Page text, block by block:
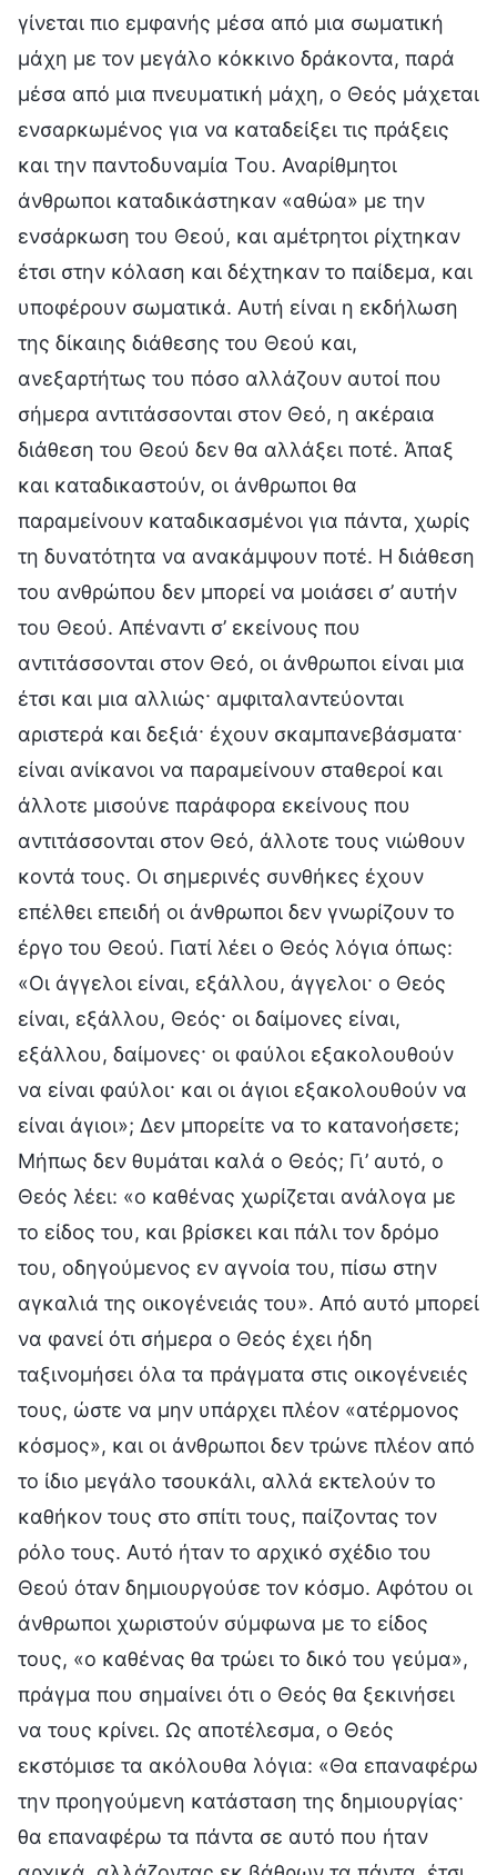
γίνεται πιο εμφανής μέσα από μια σωματική
μάχη με τον μεγάλο κόκκινο δράκοντα, παρά
μέσα από μια πνευματική μάχη, ο Θεός μάχεται
ενσαρκωμένος για να καταδείξει τις πράξεις
και την παντοδυναμία Του. Αναρίθμητοι
άνθρωποι καταδικάστηκαν «αθώα» με την
ενσάρκωση του Θεού, και αμέτρητοι ρίχτηκαν
έτσι στην κόλαση και δέχτηκαν το παίδεμα, και
υποφέρουν σωματικά. Αυτή είναι η εκδήλωση
της δίκαιης διάθεσης του Θεού και,
ανεξαρτήτως του πόσο αλλάζουν αυτοί που
σήμερα αντιτάσσονται στον Θεό, η ακέραια
διάθεση του Θεού δεν θα αλλάξει ποτέ. Άπαξ
και καταδικαστούν, οι άνθρωποι θα
παραμείνουν καταδικασμένοι για πάντα, χωρίς
τη δυνατότητα να ανακάμψουν ποτέ. Η διάθεση
του ανθρώπου δεν μπορεί να μοιάσει σ’ αυτήν
του Θεού. Απέναντι σ’ εκείνους που
αντιτάσσονται στον Θεό, οι άνθρωποι είναι μια
έτσι και μια αλλιώς· αμφιταλαντεύονται
αριστερά και δεξιά· έχουν σκαμπανεβάσματα·
είναι ανίκανοι να παραμείνουν σταθεροί και
άλλοτε μισούνε παράφορα εκείνους που
αντιτάσσονται στον Θεό, άλλοτε τους νιώθουν
κοντά τους. Οι σημερινές συνθήκες έχουν
επέλθει επειδή οι άνθρωποι δεν γνωρίζουν το
έργο του Θεού. Γιατί λέει ο Θεός λόγια όπως:
«Οι άγγελοι είναι, εξάλλου, άγγελοι· ο Θεός
είναι, εξάλλου, Θεός· οι δαίμονες είναι,
εξάλλου, δαίμονες· οι φαύλοι εξακολουθούν
να είναι φαύλοι· και οι άγιοι εξακολουθούν να
είναι άγιοι»; Δεν μπορείτε να το κατανοήσετε;
Μήπως δεν θυμάται καλά ο Θεός; Γι’ αυτό, ο
Θεός λέει: «ο καθένας χωρίζεται ανάλογα με
το είδος του, και βρίσκει και πάλι τον δρόμο
του, οδηγούμενος εν αγνοία του, πίσω στην
αγκαλιά της οικογένειάς του». Από αυτό μπορεί
να φανεί ότι σήμερα ο Θεός έχει ήδη
ταξινομήσει όλα τα πράγματα στις οικογένειές
τους, ώστε να μην υπάρχει πλέον «ατέρμονος
κόσμος», και οι άνθρωποι δεν τρώνε πλέον από
το ίδιο μεγάλο τσουκάλι, αλλά εκτελούν το
καθήκον τους στο σπίτι τους, παίζοντας τον
ρόλο τους. Αυτό ήταν το αρχικό σχέδιο του
Θεού όταν δημιουργούσε τον κόσμο. Αφότου οι
άνθρωποι χωριστούν σύμφωνα με το είδος
τους, «ο καθένας θα τρώει το δικό του γεύμα»,
πράγμα που σημαίνει ότι ο Θεός θα ξεκινήσει
να τους κρίνει. Ως αποτέλεσμα, ο Θεός
εκστόμισε τα ακόλουθα λόγια: «Θα επαναφέρω
την προηγούμενη κατάσταση της δημιουργίας·
θα επαναφέρω τα πάντα σε αυτό που ήταν